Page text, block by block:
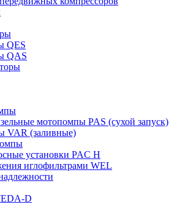
QES
QAS
мотопомпы PAS (сухой запуск)
VAR (заливные)
установки PAC H
иглофильтрами WEL
D